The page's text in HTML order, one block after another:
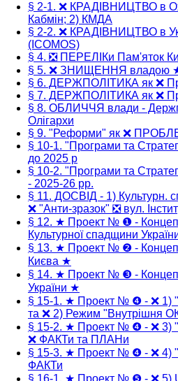
§ 2-1. ❌ КРАДІВНИЦТВО в
Кабмін; 2) КМДА
§ 2-2. ❌ КРАДІВНИЦТВО в
(ICOMOS)
§ 4. ❎ ПЕРЕЛІКи Пам'яток
§ 5. ❌ ЗНИЩЕННЯ владою
§ 6. ДЕРЖПОЛІТИКА як ❌
§ 7. ДЕРЖПОЛІТИКА як ❌
§ 8. ОБЛИЧЧЯ влади -
Олігархи
§ 9. "Реформи" як ❌
§ 10-1. "Програми та
до 2025 р
§ 10-2. "Програми та
- 2025-26 рр.
§ 11. ДОСВІД - 1) Культурн.
❌ "Анти-зразок" ❎ вул.
§ 12. ★ Проект № ❶ -
Культурної спадщини
§ 13. ★ Проект № ❷ -
Києва ★
§ 14. ★ Проект № ❸ -
України ★
§ 15-1. ★ Проект № ❹ - ❌
та ❌ 2) Режим "Внутрішня
§ 15-2. ★ Проект № ❹ - ❌
❌ ФАКТи та ПЛАНи
§ 15-3. ★ Проект № ❹ - ❌ 4)
ФАКТи
§ 16-1. ★ Проект № ❺ - ❌ 5)